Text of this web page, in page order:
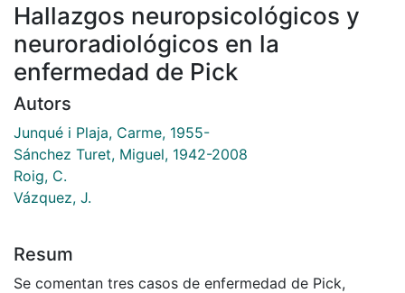
Hallazgos neuropsicológicos y
neuroradiológicos en la
enfermedad de Pick
Autors
Junqué i Plaja, Carme, 1955-
Sánchez Turet, Miguel, 1942-2008
Roig, C.
Vázquez, J.
Resum
Se comentan tres casos de enfermedad de Pick,